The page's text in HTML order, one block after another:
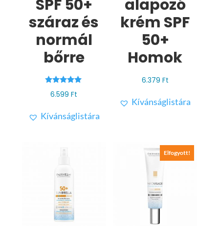
SPF 50+
száraz és
normál
bőrre
Értékelés:
4.90
6.599Ft
Kívánságlistára
alapozó
krém SPF
50+
Homok
6.379 Ft
Kívánságlistára
Elfogyott!